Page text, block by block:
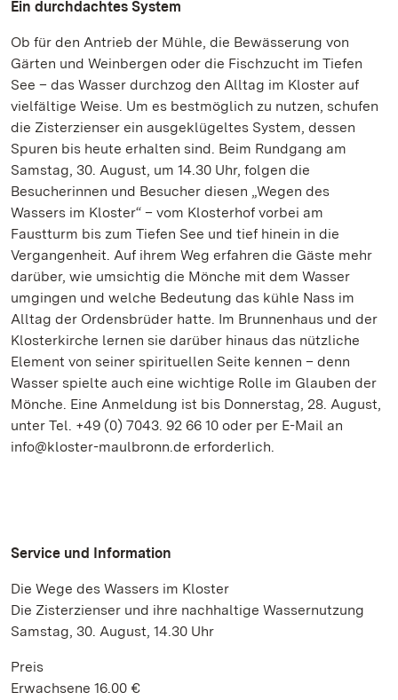
Ein durchdachtes System
Ob für den Antrieb der Mühle, die Bewässerung von
Gärten und Weinbergen oder die Fischzucht im Tiefen
See – das Wasser durchzog den Alltag im Kloster auf
vielfältige Weise. Um es bestmöglich zu nutzen, schufen
die Zisterzienser ein ausgeklügeltes System, dessen
Spuren bis heute erhalten sind. Beim Rundgang am
Samstag, 30. August, um 14.30 Uhr, folgen die
Besucherinnen und Besucher diesen „Wegen des
Wassers im Kloster“ – vom Klosterhof vorbei am
Faustturm bis zum Tiefen See und tief hinein in die
Vergangenheit. Auf ihrem Weg erfahren die Gäste mehr
darüber, wie umsichtig die Mönche mit dem Wasser
umgingen und welche Bedeutung das kühle Nass im
Alltag der Ordensbrüder hatte. Im Brunnenhaus und der
Klosterkirche lernen sie darüber hinaus das nützliche
Element von seiner spirituellen Seite kennen – denn
Wasser spielte auch eine wichtige Rolle im Glauben der
Mönche. Eine Anmeldung ist bis Donnerstag, 28. August,
unter Tel. +49 (0) 7043. 92 66 10 oder per E-Mail an
info@kloster-maulbronn.de erforderlich.
Service und Information
Die Wege des Wassers im Kloster
Die Zisterzienser und ihre nachhaltige Wassernutzung
Samstag, 30. August, 14.30 Uhr
Preis
Erwachsene 16.00 €